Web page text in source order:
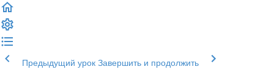
Предыдущий урок Завершить и продолжить